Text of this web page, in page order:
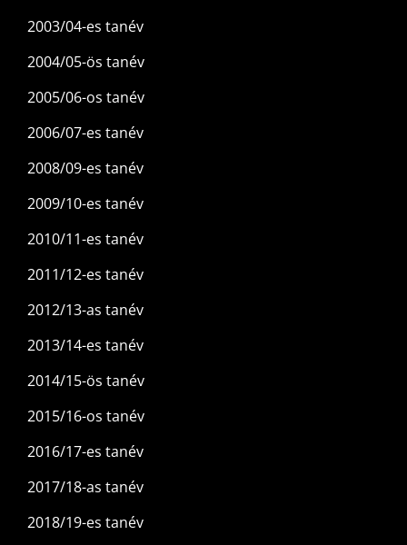
2003/04-es tanév
2004/05-ös tanév
2005/06-os tanév
2006/07-es tanév
2008/09-es tanév
2009/10-es tanév
2010/11-es tanév
2011/12-es tanév
2012/13-as tanév
2013/14-es tanév
2014/15-ös tanév
2015/16-os tanév
2016/17-es tanév
2017/18-as tanév
2018/19-es tanév